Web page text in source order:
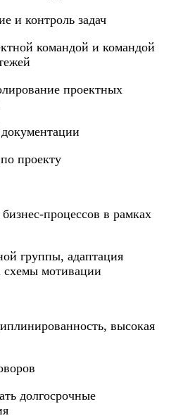
и контроль задач
командой и командой
проектных
по проекту
процессов в рамках
группы, адаптация
схемы мотивации
высокая
долгосрочные